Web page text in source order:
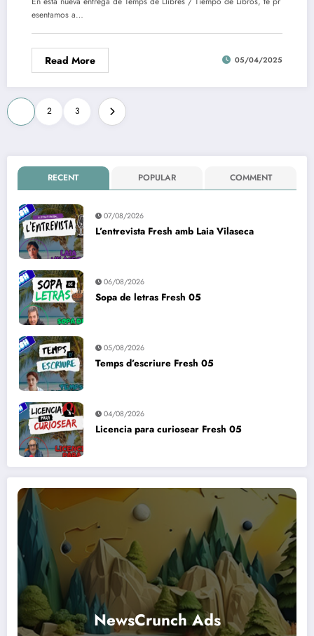
esentamos a…
Read More 05/04/2025
Paginació
de
les
entrades
2 3
RECENT POPULAR COMMENT
07/08/2026
L’entrevista Fresh amb Laia Vilaseca
06/08/2026
Sopa de letras Fresh 05
05/08/2026
Temps d’escriure Fresh 05
04/08/2026
Licencia para curiosear Fresh 05
NewsCrunch Ads